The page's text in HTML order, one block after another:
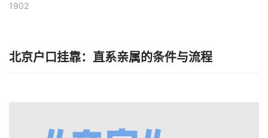
1902
北京户口挂靠：直系亲属的条件与流程